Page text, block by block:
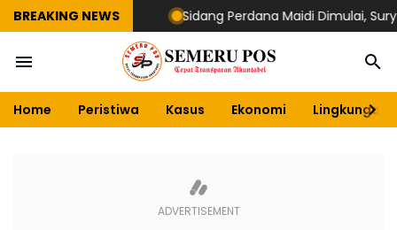
BREAKING NEWS Sidang Perdana Maidi Dimulai,
Home Peristiwa Kasus Ekonomi Lingkungan